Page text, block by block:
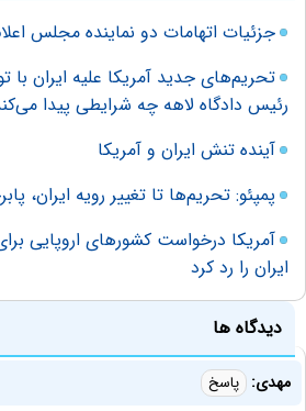
جزئیات اتهامات دو نماینده مجلس
تحریم‌های جدید آمریکا علیه ایران با
رئیس دادگاه لاهه چه شرایطی پیدا
آینده تنش ایران و آمریکا
پمپئو: تحریم‌ها تا تغییر رویه ایران،
آمریکا درخواست کشورهای اروپایی
ایران را رد کرد
دیدگاه ها
مهدی: پاسخ